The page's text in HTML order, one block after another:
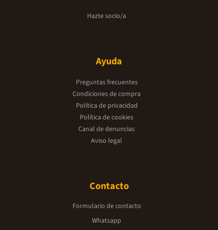
Hazte socio/a
Ayuda
Preguntas frecuentes
Condiciones de compra
Política de privacidad
Política de cookies
Canal de denuncias
Aviso legal
Contacto
Formulario de contacto
Whatsapp